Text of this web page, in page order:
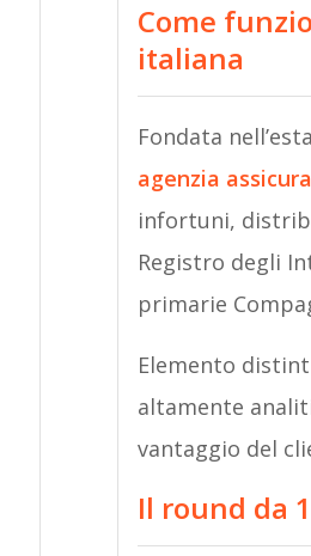
Come
italiana
Fondata
agenzia
infortuni,
Registro degli
primarie
Elemento
altamente
vantaggio del
Il round da